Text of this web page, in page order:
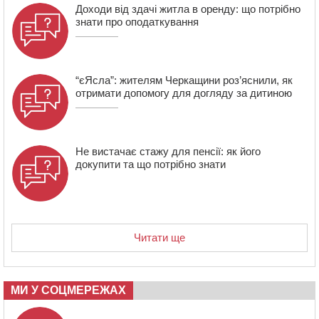
07:23 Уманські міграційники видворили з країни грузина,
який відсидів термін у колонії
Доходи від здачі житла в оренду: що потрібно
знати про оподаткування
“єЯсла”: жителям Черкащини роз’яснили, як
отримати допомогу для догляду за дитиною
Не вистачає стажу для пенсії: як його
докупити та що потрібно знати
Читати ще
МИ У СОЦМЕРЕЖАХ